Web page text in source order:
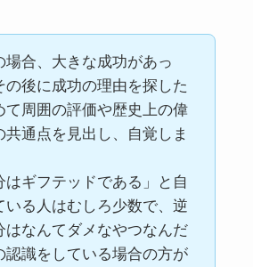
場合、大きな成功があっ
の後に成功の理由を探した
て周囲の評価や歴史上の偉
共通点を見出し、自覚しま
はギフテッドである」と自
いる人はむしろ少数で、逆
はなんてダメなやつなんだ
認識をしている場合の方が